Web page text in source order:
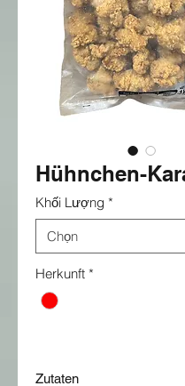
Hühnchen-
Khối Lượng *
Herkunft *
Zutaten